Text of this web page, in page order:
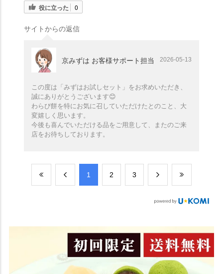
役に立った 0
サイトからの返信
京みずは お客様サポート担当 2026-05-13
この度は「みずはお試しセット」をお求めいただき、
誠にありがとうございます😊
わらび餅を特にお気に召していただけたとのこと、大
変嬉しく思います。
今後も喜んでいただける品をご用意して、またのご来
店をお待ちしております。
​1 ​2 ​3